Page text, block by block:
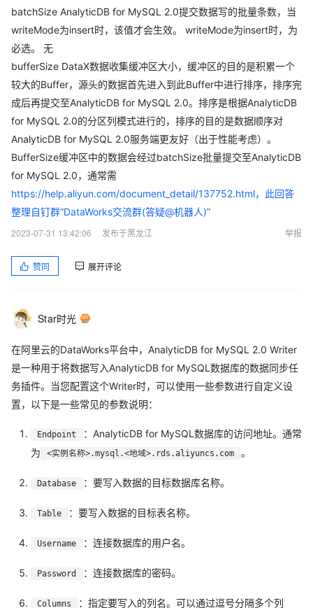
batchSize AnalyticDB for MySQL 2.0提交数据写的批量条数，当
writeMode为insert时，该值才会生效。 writeMode为insert时，为
必选。 无
bufferSize DataX数据收集缓冲区大小，缓冲区的目的是积累一个
较大的Buffer，源头的数据首先进入到此Buffer中进行排序，排序完
成后再提交至AnalyticDB for MySQL 2.0。排序是根据AnalyticDB
for MySQL 2.0的分区列模式进行的，排序的目的是数据顺序对
AnalyticDB for MySQL 2.0服务端更友好（出于性能考虑）。
BufferSize缓冲区中的数据会经过batchSize批量提交至AnalyticDB
for MySQL 2.0，通常需
https://help.aliyun.com/document_detail/137752.html，此回答
整理自钉群“DataWorks交流群(答疑@机器人)”
2023-07-31 13:42:06
发布于黑龙江 举报
赞同 展开评论
Star时光
在阿里云的DataWorks平台中，AnalyticDB for MySQL 2.0 Writer
是一种用于将数据写入AnalyticDB for MySQL数据库的数据同步任
务插件。当您配置这个Writer时，可以使用一些参数进行自定义设
置，以下是一些常见的参数说明：
Endpoint
：AnalyticDB for MySQL数据库的访问地址。通常
为
<实例名称>.mysql.<地域>.rds.aliyuncs.com 。
Database ：要写入数据的目标数据库名称。
Table ：要写入数据的目标表名称。
Username ：连接数据库的用户名。
Password ：连接数据库的密码。
Columns ：指定要写入的列名。可以通过逗号分隔多个列